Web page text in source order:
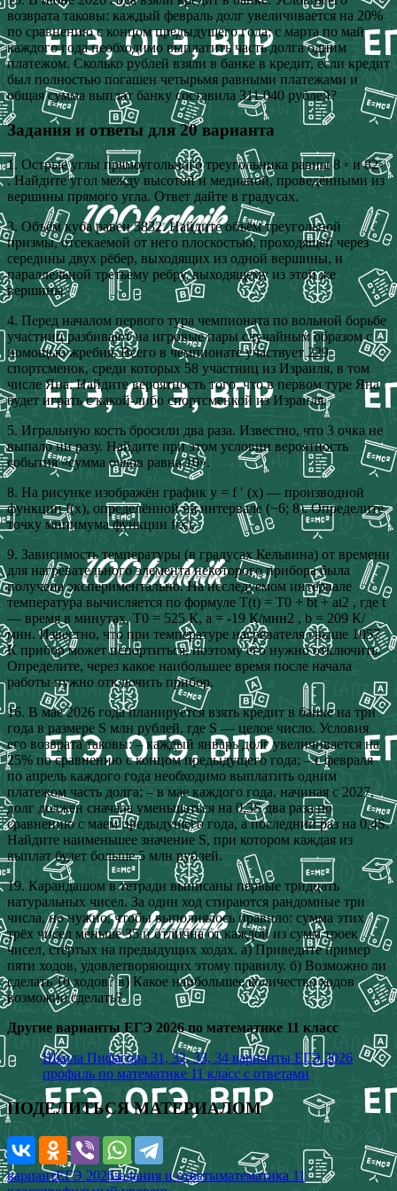
возврата таковы: каждый февраль долг увеличивается на 20%
по сравнению с концом предыдущего года; с марта по май
каждого года необходимо выплатить часть долга одним
платежом. Сколько рублей взяли в банке в кредит, если кредит
был полностью погашен четырьмя равными платежами и
общая сумма выплат банку составила 311 040 рублей?
Задания и ответы для 20 варианта
1. Острые углы прямоугольного треугольника равны 8 ◦ и 82◦
. Найдите угол между высотой и медианой, проведёнными из
вершины прямого угла. Ответ дайте в градусах.
3. Объём куба равен 5832. Найдите объём треугольной
призмы, отсекаемой от него плоскостью, проходящей через
середины двух рёбер, выходящих из одной вершины, и
параллельной третьему ребру, выходящему из этой же
вершины.
4. Перед началом первого тура чемпионата по вольной борьбе
участниц разбивают на игровые пары случайным образом с
помощью жребия. Всего в чемпионате участвует 229
спортсменок, среди которых 58 участниц из Израиля, в том
числе Яна. Найдите вероятность того, что в первом туре Яна
будет играть с какой-либо спортсменкой из Израиля.
5. Игральную кость бросили два раза. Известно, что 3 очка не
выпало ни разу. Найдите при этом условии вероятность
события «сумма очков равна 10».
8. На рисунке изображён график y = f ′ (x) — производной
функции f(x), определённой на интервале (−6; 8). Определите
точку минимума функции f(x).
9. Зависимость температуры (в градусах Кельвина) от времени
для нагревательного элемента некоторого прибора была
получена экспериментально. На исследуемом интервале
температура вычисляется по формуле T(t) = T0 + bt + at2 , где t
— время в минутах, T0 = 525 К, a = -19 К/мин2 , b = 209 К/
мин. Известно, что при температуре нагревателя свыше 1057
К прибор может испортиться, поэтому его нужно отключить.
Определите, через какое наибольшее время после начала
работы нужно отключить прибор.
16. В мае 2026 года планируется взять кредит в банке на три
года в размере S млн рублей, где S — целое число. Условия
его возврата таковы: – каждый январь долг увеличивается на
25% по сравнению с концом предыдущего года; – с февраля
по апрель каждого года необходимо выплатить одним
платежом часть долга; – в мае каждого года, начиная с 2027,
долг должен сначала уменьшаться на 0,3S два раза по
сравнению с маем предыдущего года, а последний раз на 0,4S.
Найдите наименьшее значение S, при котором каждая из
выплат будет больше 5 млн рублей.
19. Карандашом в тетради выписаны первые тридцать
натуральных чисел. За один ход стираются рандомные три
числа, но нужно, чтобы выполнялось правило: сумма этих
трёх чисел меньше 35 и отлична от каждой из сумм троек
чисел, стёртых на предыдущих ходах. а) Приведите пример
пяти ходов, удовлетворяющих этому правилу. б) Возможно ли
сделать 10 ходов? в) Какое наибольшее количество ходов
возможно сделать?
Другие варианты ЕГЭ 2026 по математике 11 класс
Школа Пифагора 31, 32, 33, 34 варианты ЕГЭ 2026
профиль по математике 11 класс с ответами
ПОДЕЛИТЬСЯ МАТЕРИАЛОМ
вариантЕГЭ 2026задания и ответыматематика 11